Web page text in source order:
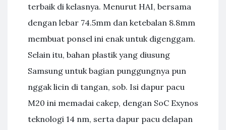
terbaik di kelasnya. Menurut HAI, bersama
dengan lebar 74.5mm dan ketebalan 8.8mm
membuat ponsel ini enak untuk digenggam.
Selain itu, bahan plastik yang diusung
Samsung untuk bagian punggungnya pun
nggak licin di tangan, sob. Isi dapur pacu
M20 ini memadai cakep, dengan SoC Exynos
teknologi 14 nm, serta dapur pacu delapan